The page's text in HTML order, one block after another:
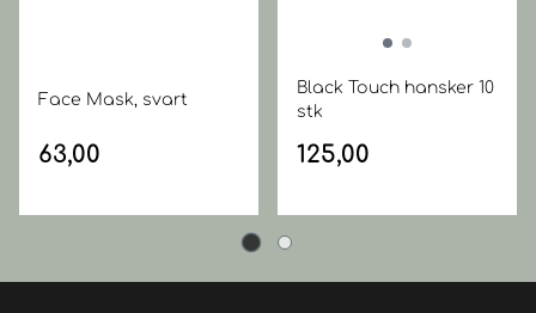
Face Mask, svart
63,00
Black Touch hansker 10
stk
125,00